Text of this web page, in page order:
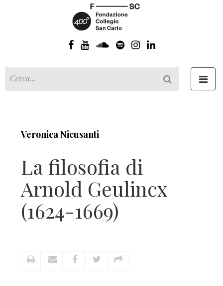
Veronica Nicusanti
La filosofia di
Arnold Geulincx
(1624-1669)